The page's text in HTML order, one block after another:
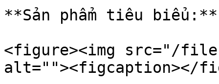
**Sản phẩm tiêu biểu:**
<figure><img src="/files/